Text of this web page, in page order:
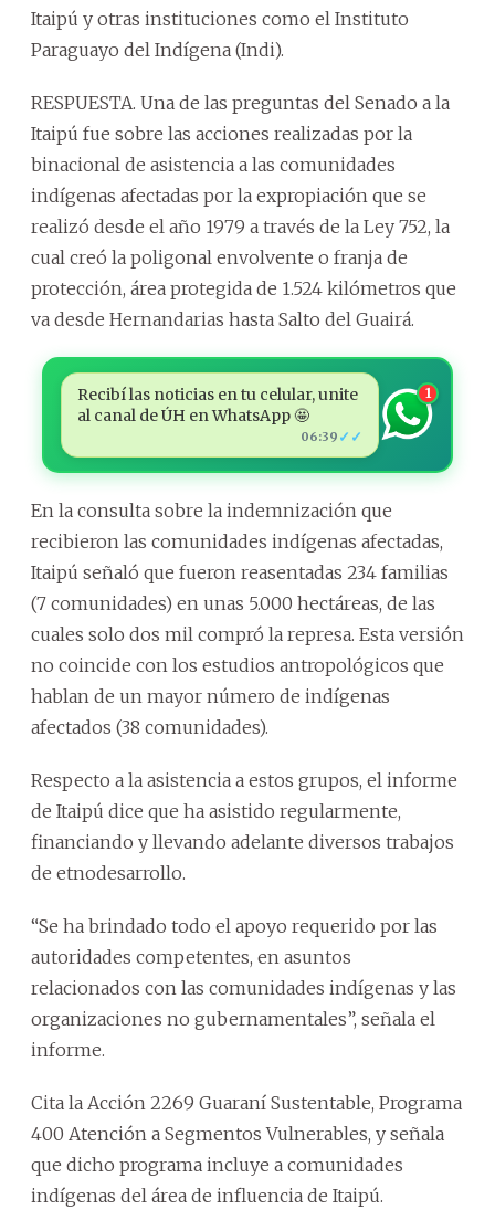
Itaipú y otras instituciones como el Instituto
Paraguayo del Indígena (Indi).
RESPUESTA. Una de las preguntas del Senado a la
Itaipú fue sobre las acciones realizadas por la
binacional de asistencia a las comunidades
indígenas afectadas por la expropiación que se
realizó desde el año 1979 a través de la Ley 752, la
cual creó la poligonal envolvente o franja de
protección, área protegida de 1.524 kilómetros que
va desde Hernandarias hasta Salto del Guairá.
Recibí las noticias en tu celular, unite
al canal de ÚH en WhatsApp 🤩
06:39 ✓✓
1
En la consulta sobre la indemnización que
recibieron las comunidades indígenas afectadas,
Itaipú señaló que fueron reasentadas 234 familias
(7 comunidades) en unas 5.000 hectáreas, de las
cuales solo dos mil compró la represa. Esta versión
no coincide con los estudios antropológicos que
hablan de un mayor número de indígenas
afectados (38 comunidades).
Respecto a la asistencia a estos grupos, el informe
de Itaipú dice que ha asistido regularmente,
financiando y llevando adelante diversos trabajos
de etnodesarrollo.
“Se ha brindado todo el apoyo requerido por las
autoridades competentes, en asuntos
relacionados con las comunidades indígenas y las
organizaciones no gubernamentales”, señala el
informe.
Cita la Acción 2269 Guaraní Sustentable, Programa
400 Atención a Segmentos Vulnerables, y señala
que dicho programa incluye a comunidades
indígenas del área de influencia de Itaipú.